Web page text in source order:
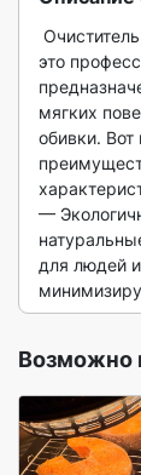
это
мягких
обивки.
—
для людей
Возможно